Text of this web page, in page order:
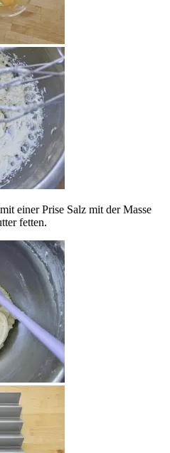
einer Prise Salz mit der Masse
fetten.